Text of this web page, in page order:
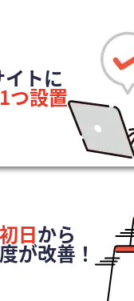
トに
つ設置
日から
が改善！